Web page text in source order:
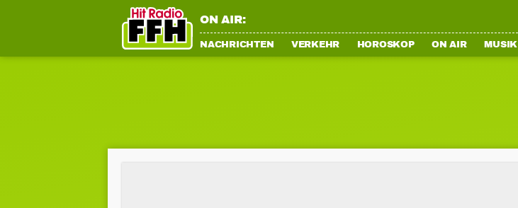
ON AIR:
NACHRICHTEN VERKEHR HOROSKOP ON AIR MUSIK